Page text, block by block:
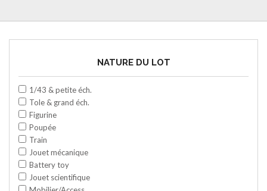
NATURE DU LOT
1/43 & petite éch.
Tole & grand éch.
Figurine
Poupée
Train
Jouet mécanique
Battery toy
Jouet scientifique